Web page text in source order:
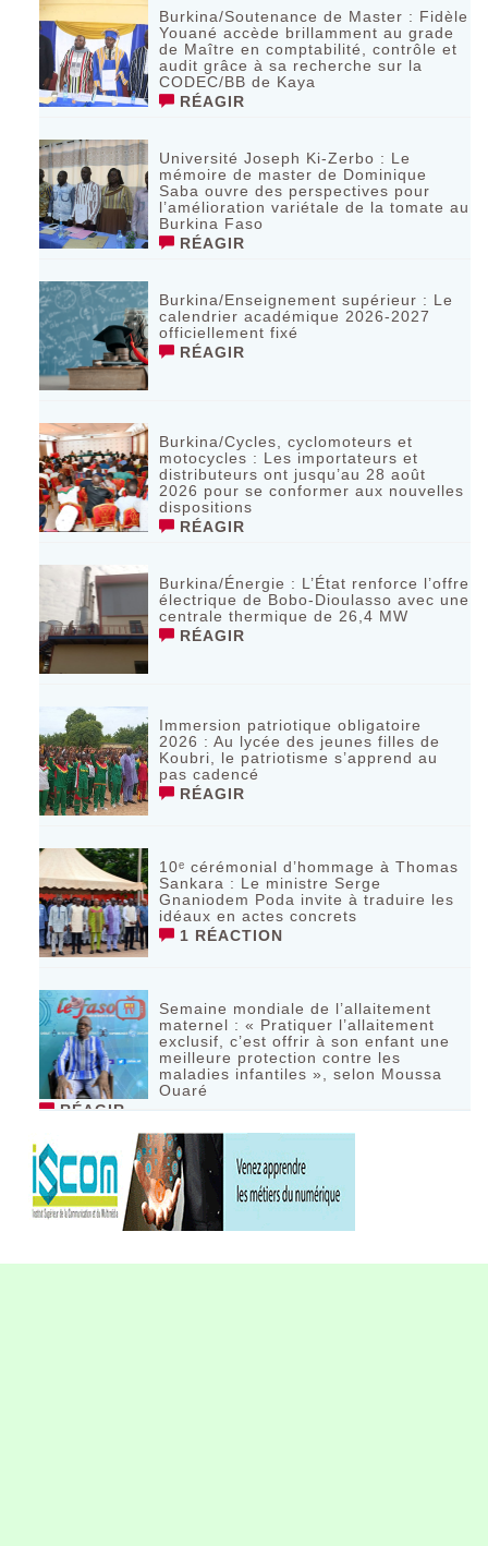
Burkina/Soutenance de Master : Fidèle
Youané accède brillamment au grade
de Maître en comptabilité, contrôle et
audit grâce à sa recherche sur la
CODEC/BB de Kaya
RÉAGIR
Université Joseph Ki-Zerbo : Le
mémoire de master de Dominique
Saba ouvre des perspectives pour
l’amélioration variétale de la tomate au
Burkina Faso
RÉAGIR
Burkina/Enseignement supérieur : Le
calendrier académique 2026-2027
officiellement fixé
RÉAGIR
Burkina/Cycles, cyclomoteurs et
motocycles : Les importateurs et
distributeurs ont jusqu’au 28 août
2026 pour se conformer aux nouvelles
dispositions
RÉAGIR
Burkina/Énergie : L’État renforce l’offre
électrique de Bobo-Dioulasso avec une
centrale thermique de 26,4 MW
RÉAGIR
Immersion patriotique obligatoire
2026 : Au lycée des jeunes filles de
Koubri, le patriotisme s’apprend au
pas cadencé
RÉAGIR
10ᵉ cérémonial d’hommage à Thomas
Sankara : Le ministre Serge
Gnaniodem Poda invite à traduire les
idéaux en actes concrets
1 RÉACTION
Semaine mondiale de l’allaitement
maternel : « Pratiquer l’allaitement
exclusif, c’est offrir à son enfant une
meilleure protection contre les
maladies infantiles », selon Moussa
Ouaré
RÉAGIR